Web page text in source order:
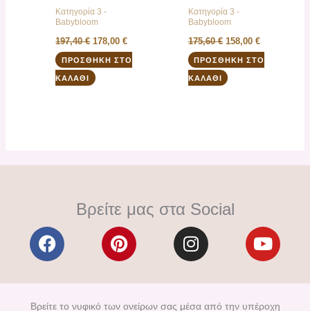
Κατηγορία 3 -
Babybloom
197,40€ 178,00€
ΠΡΟΣΘΉΚΗ ΣΤΟ
ΚΑΛΆΘΙ
Κατηγορία 3 -
Babybloom
175,60€ 158,00 €
ΠΡΟΣΘΉΚΗ ΣΤΟ
ΚΑΛΆΘΙ
Βρείτε μας στα Social
F
a
e
b
P
i
t
e
I
n
t
a
Y
o
t
u
Βρείτε το νυφικό των ονείρων σας μέσα από την υπέροχη